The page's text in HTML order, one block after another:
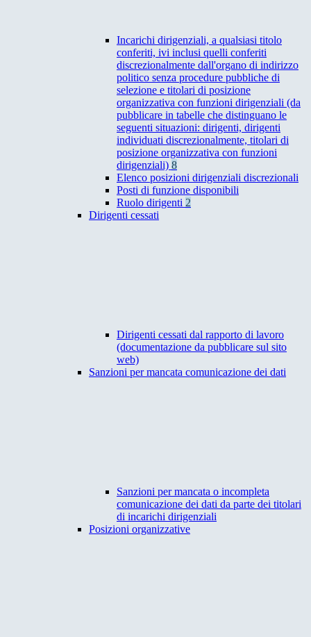
Incarichi dirigenziali, a qualsiasi titolo
conferiti, ivi inclusi quelli conferiti
discrezionalmente dall'organo di indirizzo
politico senza procedure pubbliche di
selezione e titolari di posizione
organizzativa con funzioni dirigenziali (da
pubblicare in tabelle che distinguano le
seguenti situazioni: dirigenti, dirigenti
individuati discrezionalmente, titolari di
posizione organizzativa con funzioni
dirigenziali) 8
Elenco posizioni dirigenziali discrezionali
Posti di funzione disponibili
Ruolo dirigenti 2
Dirigenti cessati
Dirigenti cessati dal rapporto di lavoro
(documentazione da pubblicare sul sito
web)
Sanzioni per mancata comunicazione dei dati
Sanzioni per mancata o incompleta
comunicazione dei dati da parte dei titolari
di incarichi dirigenziali
Posizioni organizzative